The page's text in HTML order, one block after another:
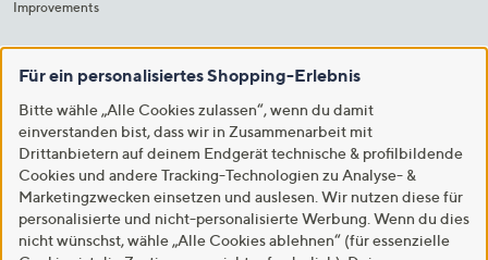
Improvements
Für ein personalisiertes Shopping-Erlebnis
Bitte wähle „Alle Cookies zulassen“, wenn du damit
einverstanden bist, dass wir in Zusammenarbeit mit
Drittanbietern auf deinem Endgerät technische & profilbildende
Cookies und andere Tracking-Technologien zu Analyse- &
Marketingzwecken einsetzen und auslesen. Wir nutzen diese für
personalisierte und nicht-personalisierte Werbung. Wenn du dies
nicht wünschst, wähle „Alle Cookies ablehnen“ (für essenzielle